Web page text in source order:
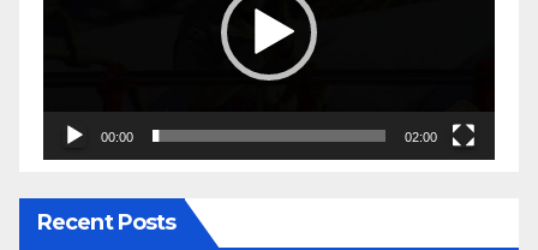
00:00 02:00
Recent Posts